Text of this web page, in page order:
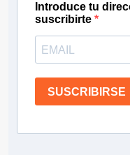
Introduce tu
suscribirte
SUSCRIBIRSE